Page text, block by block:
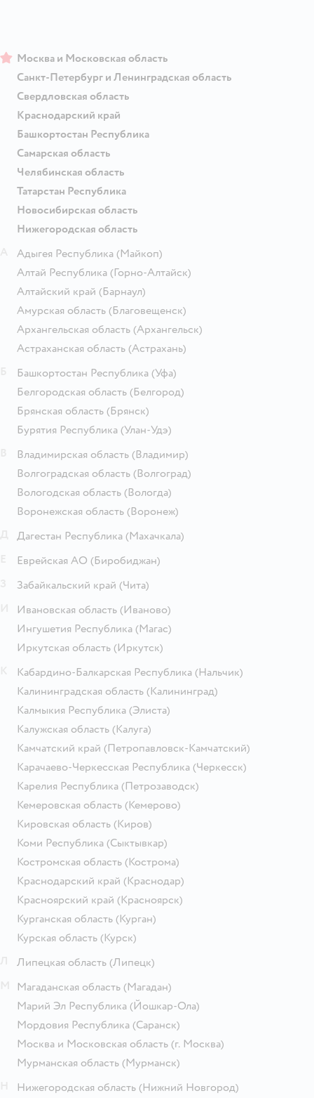
Москва и Московская область
Санкт-Петербург и Ленинградская область
Свердловская область
Краснодарский край
Башкортостан Республика
Самарская область
Челябинская область
Татарстан Республика
Новосибирская область
Нижегородская область
Адыгея Республика (Майкоп)
Алтай Республика (Горно-Алтайск)
Алтайский край (Барнаул)
Амурская область (Благовещенск)
Архангельская область (Архангельск)
Астраханская область (Астрахань)
Башкортостан Республика (Уфа)
Белгородская область (Белгород)
Брянская область (Брянск)
Бурятия Республика (Улан-Удэ)
Владимирская область (Владимир)
Волгоградская область (Волгоград)
Вологодская область (Вологда)
Воронежская область (Воронеж)
Дагестан Республика (Махачкала)
Еврейская АО (Биробиджан)
Забайкальский край (Чита)
Ивановская область (Иваново)
Ингушетия Республика (Магас)
Иркутская область (Иркутск)
Кабардино-Балкарская Республика (Нальчик)
Калининградская область (Калининград)
Калмыкия Республика (Элиста)
Калужская область (Калуга)
Камчатский край (Петропавловск-Камчатский)
Карачаево-Черкесская Республика (Черкесск)
Карелия Республика (Петрозаводск)
Кемеровская область (Кемерово)
Кировская область (Киров)
Коми Республика (Сыктывкар)
Костромская область (Кострома)
Краснодарский край (Краснодар)
Красноярский край (Красноярск)
Курганская область (Курган)
Курская область (Курск)
Липецкая область (Липецк)
Магаданская область (Магадан)
Марий Эл Республика (Йошкар-Ола)
Мордовия Республика (Саранск)
Москва и Московская область (г. Москва)
Мурманская область (Мурманск)
Нижегородская область (Нижний Новгород)